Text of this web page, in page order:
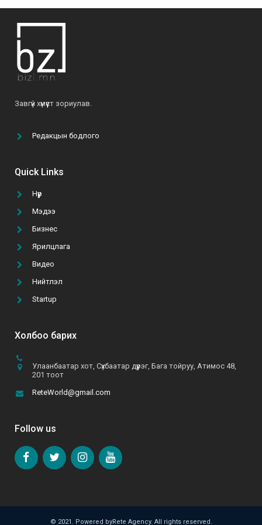
2022-04-28
нь туслах далай шиг их боломж бий”
Завгүй хүмүүст зориулав.
Редакцын бодлого
Quick Links
Нүүр
Мэдээ
Бизнес
Ярилцлага
Видео
Нийтлэл
Startup
Холбоо барих
Улаанбаатар хот, Сүхбаатар дүүрэг, Бага тойруу, Атимос 48,
201 тоот
ReteWorld@gmail.com
Follow us
© 2021. Powered byRete Agency. All rights reserved.